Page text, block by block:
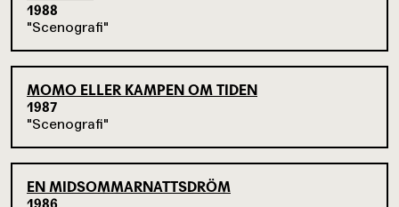
1988
Scenografi
MOMO ELLER KAMPEN OM TIDEN
1987
Scenografi
EN MIDSOMMARNATTSDRÖM
1986